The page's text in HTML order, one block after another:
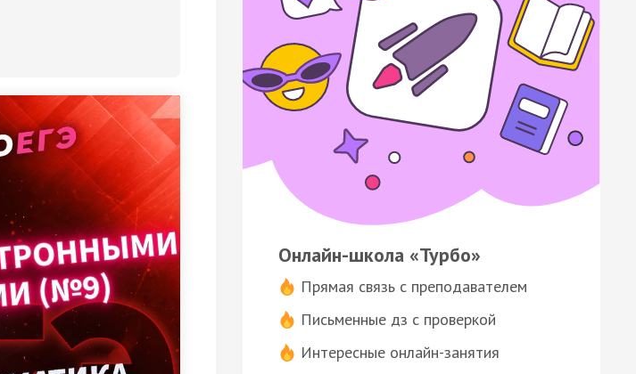
Онлайн-школа «Турбо»
Прямая связь с преподавателем
Письменные дз с проверкой
Интересные онлайн-занятия